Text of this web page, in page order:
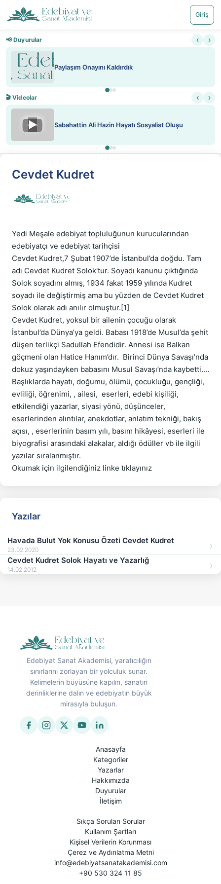
Giriş
📢 Duyurular ‹ ›
Nadir içeriklere kısıtlama ve
🎬 Videolar ‹ ›
Oluşu ▶ ATEŞ YAKMAK KONU ÖZET J.
Cevdet Kudret
Yedi Meşale edebiyat topluluğunun kurucularından
edebiyatçı ve edebiyat tarihçisi
Cevdet Kudret,7 Şubat 1907’de İstanbul’da doğdu. Tam
adı Cevdet Kudret Solok'tur. Soyadı kanunu çıktığında
Solok soyadını almış, 1934 fakat 1959 yılında Kudret
soyadı ile değiştirmiş ama bu yüzden de Cevdet Kudret
Solok olarak adı anılır olmuştur.[1]
Cevdet Kudret, yoksul bir ailenin çocuğu olarak
İstanbul’da Dünya’ya geldi. Babası 1918’de Musul’da şehit
düşen terlikçi Sadullah Efendidir. Annesi ise Balkan
göçmeni olan Hatice Hanım’dır.  Birinci Dünya Savaşı’nda
dokuz yaşındayken babasını Musul Savaşı’nda kaybetti.…
Başlıklarda hayatı, doğumu, ölümü, çocukluğu, gençliği,
evliliği, öğrenimi, , ailesi,  eserleri, edebi kişiliği,
etkilendiği yazarlar, siyasi yönü, düşünceler,
eserlerinden alıntılar, anekdotlar, anlatım tekniği, bakış
açısı, , eserlerinin basım yılı, basım hikâyesi, eserleri ile
biyografisi arasındaki alakalar, aldığı ödüller vb ile ilgili
yazılar sıralanmıştır.
Yazılar
Havada Bulut Yok Konusu Özeti Cevdet Kudret
23.02.2020
Cevdet Kudret Solok Hayatı ve Yazarlığ
14.02.2012
Edebiyat Sanat Akademisi, yaratıcılığın
sınırlarını zorlayan bir yolculuk sunar.
Kelimelerin büyüsüne kapılın, sanatın
derinliklerine dalın ve edebiyatın büyük
mirasıyla buluşun.
Anasayfa
Kategoriler
Yazarlar
Hakkımızda
Duyurular
İletişim
Sıkça Sorulan Sorular
Kullanım Şartları
Kişisel Verilerin Korunması
Çerez ve Aydınlatma Metni
info@edebiyatsanatakademisi.com
+90 530 324 11 85